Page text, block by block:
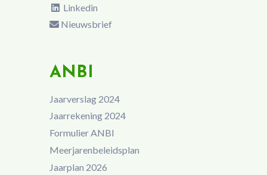
Linkedin
Nieuwsbrief
ANBI
Jaarverslag 2024
Jaarrekening 2024
Formulier ANBI
Meerjarenbeleidsplan
Jaarplan 2026